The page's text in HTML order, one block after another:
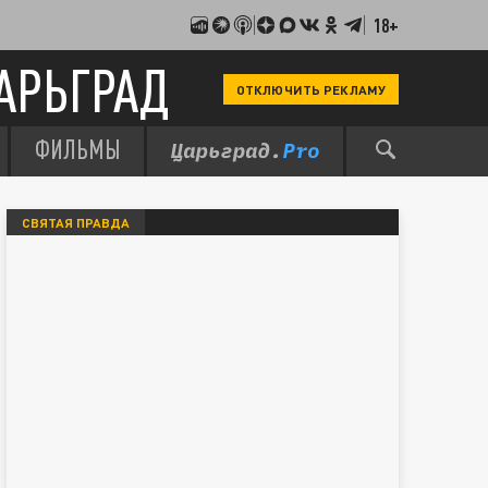
18+
ОТКЛЮЧИТЬ РЕКЛАМУ
ФИЛЬМЫ
СВЯТАЯ ПРАВДА